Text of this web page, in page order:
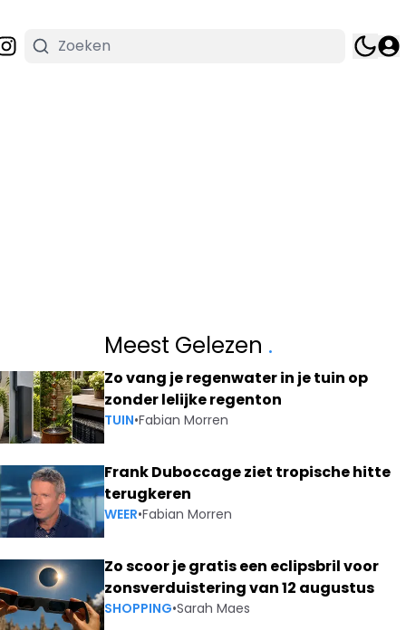
Meest Gelezen .
Zo vang je regenwater in je tuin op
zonder lelijke regenton
TUIN•Fabian Morren
Frank Duboccage ziet tropische hitte
terugkeren
WEER•Fabian Morren
Zo scoor je gratis een eclipsbril voor
zonsverduistering van 12 augustus
SHOPPING•Sarah Maes